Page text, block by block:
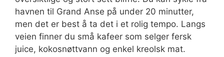
havnen til Grand Anse på under 20 minutter,
men det er best å ta det i et rolig tempo. Langs
veien finner du små kafeer som selger fersk
juice, kokosnøttvann og enkel kreolsk mat.